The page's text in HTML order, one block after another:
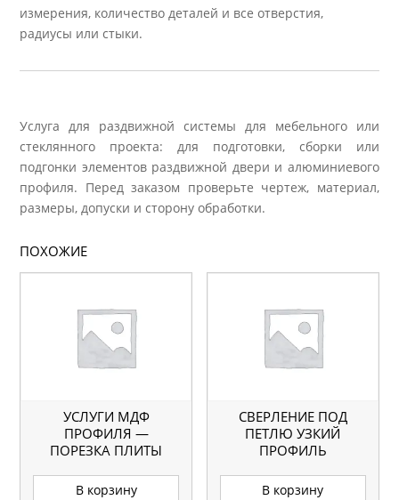
измерения, количество деталей и все отверстия,
радиусы или стыки.
Услуга для раздвижной системы для мебельного или
стеклянного проекта: для подготовки, сборки или
подгонки элементов раздвижной двери и алюминиевого
профиля. Перед заказом проверьте чертеж, материал,
размеры, допуски и сторону обработки.
ПОХОЖИЕ
УСЛУГИ МДФ
ПРОФИЛЯ —
ПОРЕЗКА ПЛИТЫ
В корзину
СВЕРЛЕНИЕ ПОД
ПЕТЛЮ УЗКИЙ
ПРОФИЛЬ
В корзину